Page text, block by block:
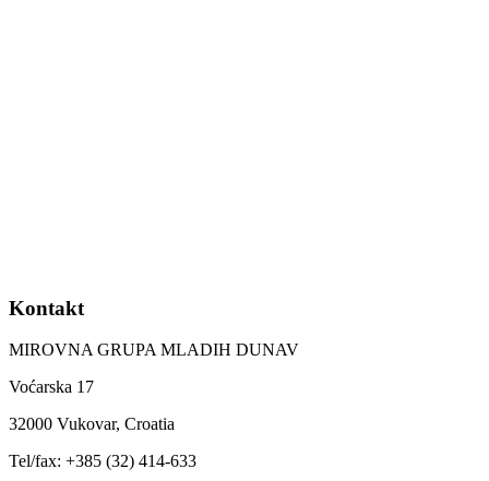
Kontakt
MIROVNA GRUPA MLADIH DUNAV
Voćarska 17
32000 Vukovar, Croatia
Tel/fax: +385 (32) 414-633